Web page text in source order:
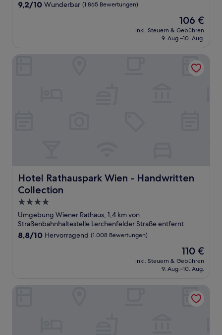
9.2
9,2/10 Wunderbar (1.865 Bewertungen)
Der
Preis
beträgt
106 €
inkl. Steuern & Gebühren
9. Aug.–10. Aug.
Hotel Rathauspark Wien - Handwritten
Collection
Hotel Rathauspark Wien - Handwritten Collection
4.0-
Sterne-
Unterkunft
Umgebung Wiener Rathaus, 1,4 km von
Straßenbahnhaltestelle Lerchenfelder Straße entfernt
8.8
8,8/10 Hervorragend (1.008 Bewertungen)
Der
Preis
beträgt
110 €
inkl. Steuern & Gebühren
9. Aug.–10. Aug.